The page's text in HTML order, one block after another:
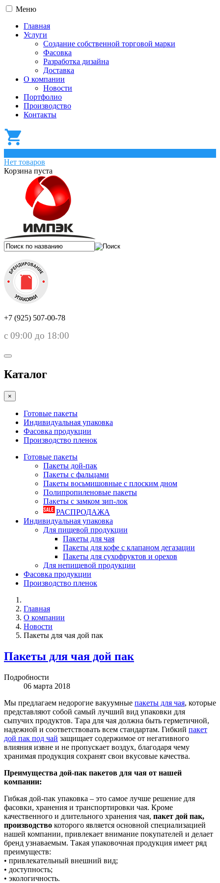
Меню
Главная
Услуги
Создание собственной торговой марки
Фасовка
Разработка дизайна
Доставка
О компании
Новости
Портфолио
Производство
Контакты
Нет товаров
Корзина пуста
+7 (925) 507-00-78
с 09:00 до 18:00
Каталог
×
Готовые пакеты
Индивидуальная упаковка
Фасовка продукции
Производство пленок
Готовые пакеты
Пакеты дой-пак
Пакеты с фальцами
Пакеты восьмишовные с плоским дном
Полипропиленовые пакеты
Пакеты с замком зип-лок
РАСПРОДАЖА
Индивидуальная упаковка
Для пищевой продукции
Пакеты для чая
Пакеты для кофе с клапаном дегазации
Пакеты для сухофруктов и орехов
Для непищевой продукции
Фасовка продукции
Производство пленок
Главная
О компании
Новости
Пакеты для чая дой пак
Пакеты для чая дой пак
Подробности
06 марта 2018
Мы предлагаем недорогие вакуумные пакеты для чая, которые
представляют собой самый лучший вид упаковки для
сыпучих продуктов. Тара для чая должна быть герметичной,
надежной и соответствовать всем стандартам. Гибкий пакет
дой пак под чай защищает содержимое от негативного
влияния извне и не пропускает воздух, благодаря чему
хранимая продукция сохранят свои вкусовые качества.
Преимущества дой-пак пакетов для чая от нашей
компании:
Гибкая дой-пак упаковка – это самое лучше решение для
фасовки, хранения и транспортировки чая. Кроме
качественного и длительного хранения чая, пакет дой пак,
производство которого является основной специализацией
нашей компании, привлекает внимание покупателей и делает
бренд узнаваемым. Такая упаковочная продукция имеет ряд
преимуществ:
• привлекательный внешний вид;
• доступность;
• экологичность.